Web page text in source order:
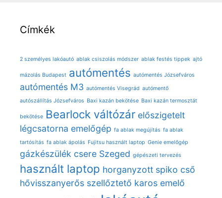
Címkék
2 személyes lakóautó ablak csiszolás módszer ablak festés tippek ajtó
mázolás Budapest autómentés autómentés Józsefváros
autómentés M3 autómentés Visegrád autómentő
autószállítás Józsefváros Baxi kazán bekötése Baxi kazán termosztát
bekötése Bearlock váltózár előszigetelt
légcsatorna emelőgép fa ablak megújítás fa ablak
tartósítás fa ablak ápolás Fujitsu használt laptop Genie emelőgép
gázkészülék csere Szeged gépészeti tervezés
használt laptop horganyzott spiko cső
hővisszanyerős szellőztető karos emelő